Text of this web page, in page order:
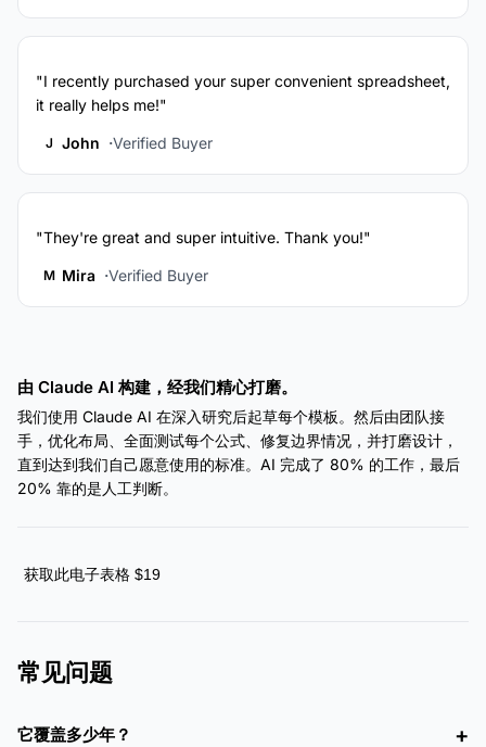
"I recently purchased your super convenient spreadsheet,
it really helps me!"
J John Verified Buyer
"They're great and super intuitive. Thank you!"
M Mira Verified Buyer
由 Claude AI 构建，经我们精心打磨。
我们使用 Claude AI 在深入研究后起草每个模板。然后由团队接
手，优化布局、全面测试每个公式、修复边界情况，并打磨设计，
直到达到我们自己愿意使用的标准。AI 完成了 80% 的工作，最后
20% 靠的是人工判断。
获取此电子表格 $19
常见问题
它覆盖多少年？